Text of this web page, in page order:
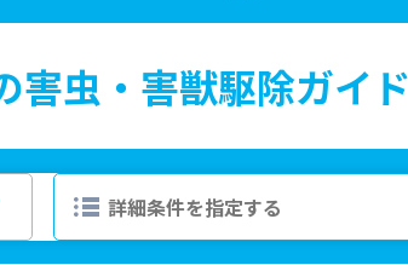
害虫・害獣駆除ガイド